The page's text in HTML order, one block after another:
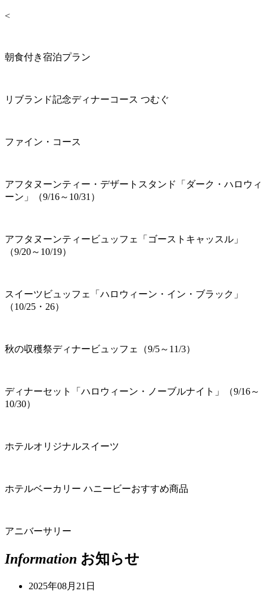
<
朝食付き宿泊プラン
リブランド記念ディナーコース つむぐ
ファイン・コース
アフタヌーンティー・デザートスタンド「ダーク・ハロウィ
ーン」（9/16～10/31）
アフタヌーンティービュッフェ「ゴーストキャッスル」
（9/20～10/19）
スイーツビュッフェ「ハロウィーン・イン・ブラック」
（10/25・26）
秋の収穫祭ディナービュッフェ（9/5～11/3）
ディナーセット「ハロウィーン・ノーブルナイト」（9/16～
10/30）
ホテルオリジナルスイーツ
ホテルベーカリー ハニービーおすすめ商品
アニバーサリー
Information お知らせ
2025年08月21日